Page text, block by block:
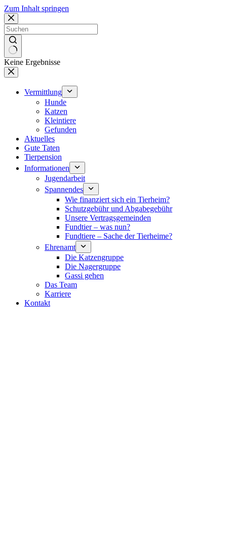
Zum Inhalt springen
Keine Ergebnisse
Vermittlung
Hunde
Katzen
Kleintiere
Gefunden
Aktuelles
Gute Taten
Tierpension
Informationen
Jugendarbeit
Spannendes
Wie finanziert sich ein Tierheim?
Schutzgebühr und Abgabegebühr
Unsere Vertragsgemeinden
Fundtier – was nun?
Fundtiere – Sache der Tierheime?
Ehrenamt
Die Katzengruppe
Die Nagergruppe
Gassi gehen
Das Team
Karriere
Kontakt